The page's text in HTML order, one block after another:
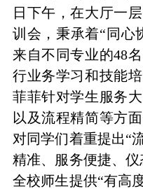
日下午，在大厅一
训会，秉承着“同心
来自不同专业的48
行业务学习和技能
菲菲针对学生服务
以及流程精简等方
对同学们着重提出“
精准、服务便捷、
全校师生提供“有高